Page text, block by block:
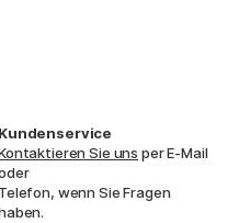
Kundenservice
Sie uns per E-Mail
Telefon, wenn Sie Fragen